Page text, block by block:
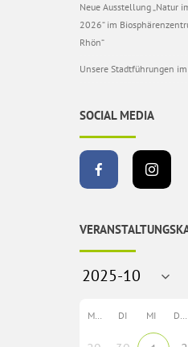
Neue Ausstellung „Natur
2026“ im
Rhön“
Unsere Stadtführungen
SOCIAL MEDIA
MO DI MI DO